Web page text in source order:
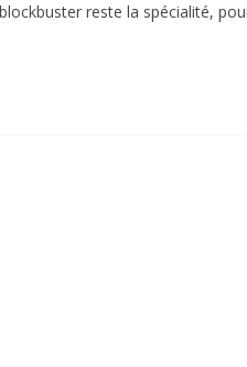
reste la spécialité,